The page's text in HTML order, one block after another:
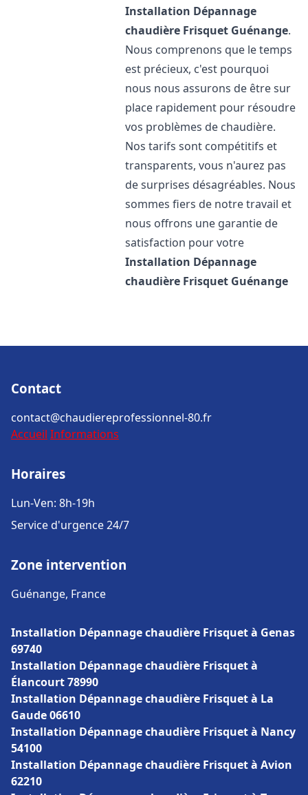
Installation Dépannage
chaudière Frisquet Guénange.
Nous comprenons que le temps
est précieux, c'est pourquoi
nous nous assurons de être sur
place rapidement pour résoudre
vos problèmes de chaudière.
Nos tarifs sont compétitifs et
transparents, vous n'aurez pas
de surprises désagréables. Nous
sommes fiers de notre travail et
nous offrons une garantie de
satisfaction pour votre
Installation Dépannage
chaudière Frisquet Guénange
Contact
contact@chaudiereprofessionnel-80.fr
Accueil Informations
Horaires
Lun-Ven: 8h-19h
Service d'urgence 24/7
Zone intervention
Guénange, France
Installation Dépannage chaudière Frisquet à Genas
69740
Installation Dépannage chaudière Frisquet à
Élancourt 78990
Installation Dépannage chaudière Frisquet à La
Gaude 06610
Installation Dépannage chaudière Frisquet à Nancy
54100
Installation Dépannage chaudière Frisquet à Avion
62210